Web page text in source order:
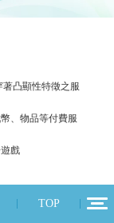
凸顯性特徵之服
、物品等付費服
戲
TOP 12